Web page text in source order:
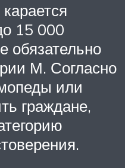
15 000
обязательно
М. Согласно
или
граждане,